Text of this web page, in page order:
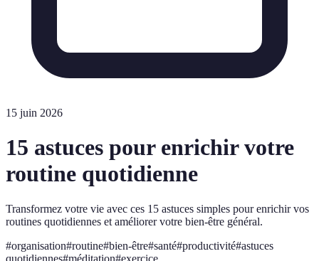
15 juin 2026
15 astuces pour enrichir votre
routine quotidienne
Transformez votre vie avec ces 15 astuces simples pour enrichir vos
routines quotidiennes et améliorer votre bien-être général.
#organisation#routine#bien-être#santé#productivité#astuces
quotidiennes#méditation#exercice